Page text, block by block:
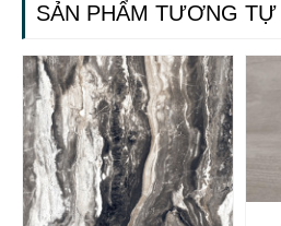
SẢN PHẨM TƯƠNG TỰ